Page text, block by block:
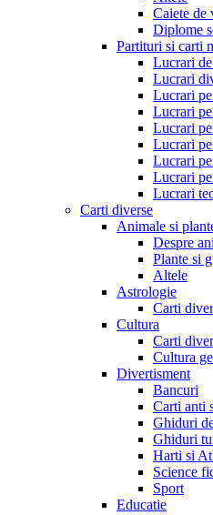
Caiete de
Diplome
Partituri si carti
Lucrari
Lucrari
Lucrari
Lucrari
Lucrari
Lucrari
Lucrari
Lucrari
Lucrari
Carti diverse
Animale si
Despre
Plante si
Altele
Astrologie
Carti
Cultura
Carti
Cultura
Divertisment
Bancuri
Carti anti
Ghiduri
Ghiduri
Harti si
Science
Sport
Educatie